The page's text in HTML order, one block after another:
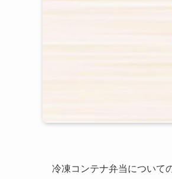
冷凍コンテナ弁当について